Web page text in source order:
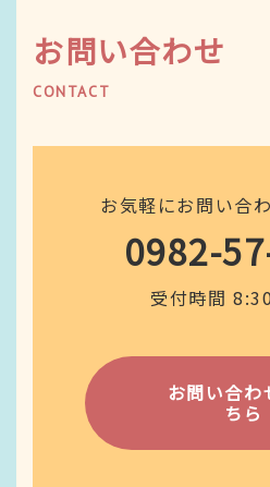
お問い合わせ
CONTACT
お気軽にお問い合
0982-
受付時間
お問い合わ
ちら